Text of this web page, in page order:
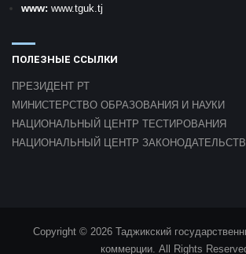
www: www.tguk.tj
ПОЛЕЗНЫЕ ССЫЛКИ
ПРЕЗИДЕНТ РТ
МИНИСТЕРСТВО ОБРАЗОВАНИЯ И НАУКИ
НАЦИОНАЛЬНЫЙ ЦЕНТР ТЕСТИРОВАНИЯ
НАЦИОНАЛЬНЫЙ ЦЕНТР
Copyright © 2026 Таджикский
коммерции. All Rights